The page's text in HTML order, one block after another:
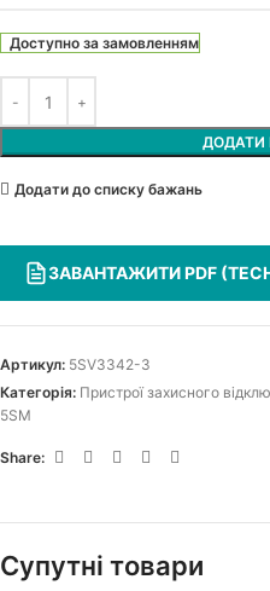
Доступно за замовленням
ДОДАТИ
Додати до списку бажань
ЗАВАНТАЖИТИ PDF
Артикул: 5SV3342-3
Категорія: Пристрої захисного
5SM
Share:
Супутні товари